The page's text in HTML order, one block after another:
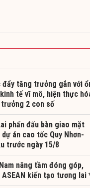
đẩy tăng trưởng gắn với
tế vĩ mô, hiện thực
2 con số
phấn đấu bàn giao mặt
dự án cao tốc Quy Nhơn-
trước ngày 15/8
nâng tầm đóng góp,
ASEAN kiến tạo tương lai